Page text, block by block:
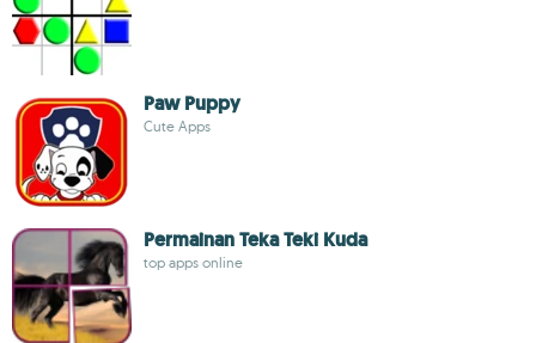
Paw Puppy
Cute Apps
Permainan Teka Teki Kuda
top apps online